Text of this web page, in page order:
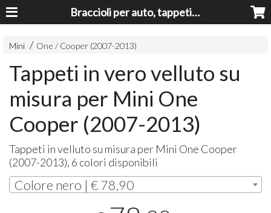
Braccioli per auto, tappeti auto, accessori auto MADE IN ITALY - Armrests, Mittelarmlehnen, Accoundoirs
Mini One / Cooper (2007-2013)
Tappeti in vero velluto su
misura per Mini One
Cooper (2007-2013)
Tappeti in velluto su misura per Mini One Cooper
(2007-2013), 6 colori disponibili
Colore nero | € 78,90